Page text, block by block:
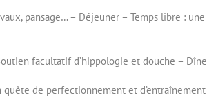
pansage… – Déjeuner – Temps libre :
facultatif d’hippologie et douche –
quête de perfectionnement et